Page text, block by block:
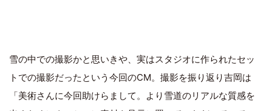
雪の中での撮影かと思いきや、実はスタジオに作られたセッ
トでの撮影だったという今回のCM。撮影を振り返り吉岡は
「美術さんに今回助けらまして。より雪道のリアルな質感を